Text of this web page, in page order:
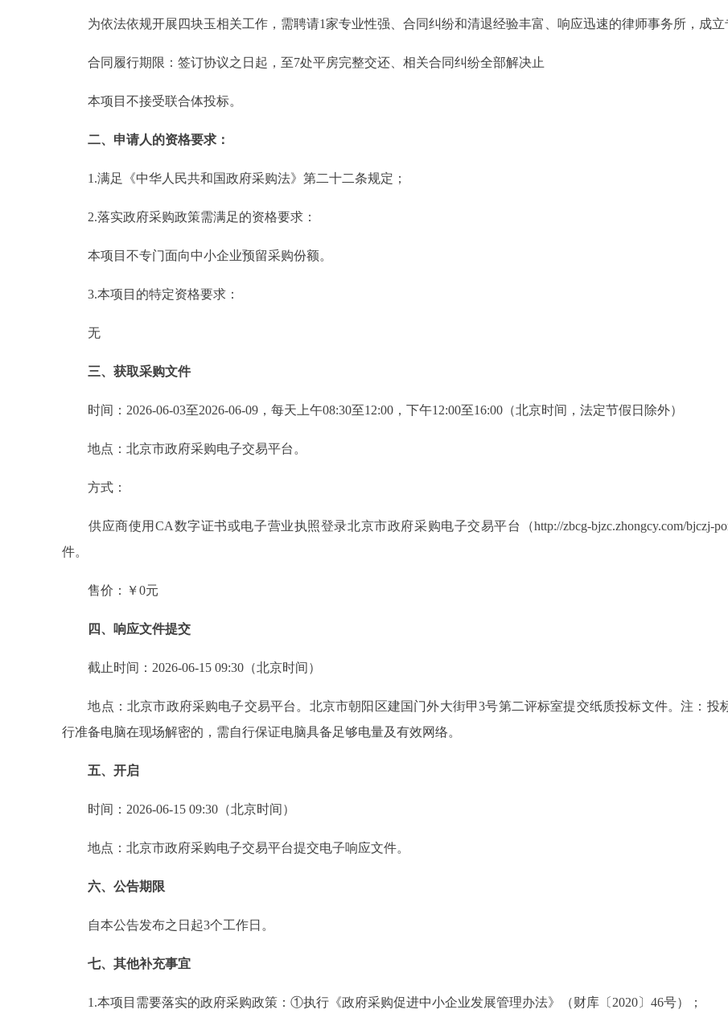
为依法依规开展四块玉相关工作，需聘请1家专业性强、合同纠纷和清退经验丰富、响应迅速的律师事务所，成立
合同履行期限：签订协议之日起，至7处平房完整交还、相关合同纠纷全部解决止
本项目不接受联合体投标。
二、申请人的资格要求：
1.满足《中华人民共和国政府采购法》第二十二条规定；
2.落实政府采购政策需满足的资格要求：
本项目不专门面向中小企业预留采购份额。
3.本项目的特定资格要求：
无
三、获取采购文件
时间：2026-06-03至2026-06-09，每天上午08:30至12:00，下午12:00至16:00（北京时间，法定节假日除外）
地点：北京市政府采购电子交易平台。
方式：
供应商使用CA数字证书或电子营业执照登录北京市政府采购电子交易平台（http://zbcg-bjzc.zhongcy.com/bjczj-
件。
售价：￥0元
四、响应文件提交
截止时间：2026-06-15 09:30（北京时间）
地点：北京市政府采购电子交易平台。北京市朝阳区建国门外大街甲3号第二评标室提交纸质投标文件。注：投
行准备电脑在现场解密的，需自行保证电脑具备足够电量及有效网络。
五、开启
时间：2026-06-15 09:30（北京时间）
地点：北京市政府采购电子交易平台提交电子响应文件。
六、公告期限
自本公告发布之日起3个工作日。
七、其他补充事宜
1.本项目需要落实的政府采购政策：①执行《政府采购促进中小企业发展管理办法》（财库〔2020〕46号）；